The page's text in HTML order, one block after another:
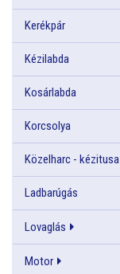
Kerékpár
Kézilabda
Kosárlabda
Korcsolya
Közelharc - kézitusa
Ladbarúgás
Lovaglás
Motor